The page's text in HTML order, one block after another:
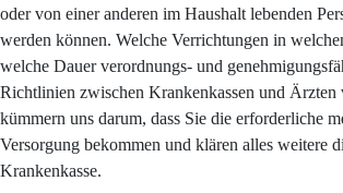
oder von einer anderen im Haushalt lebenden
werden können. Welche Verrichtungen in
welche Dauer verordnungs- und
Richtlinien zwischen Krankenkassen und Ärzten
kümmern uns darum, dass Sie die erforderliche
Versorgung bekommen und klären alles weitere
Krankenkasse.